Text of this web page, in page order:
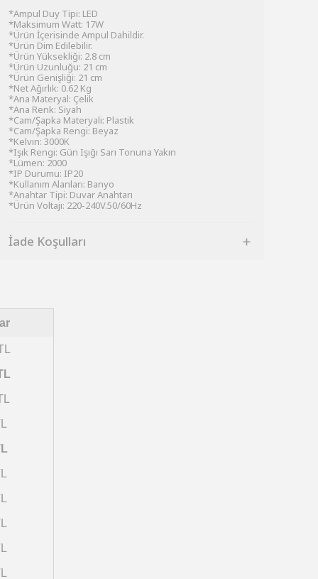
*Ampul Duy Tipi: LED
*Maksimum Watt: 17W
*Ürün İçerisinde Ampul Dahildir.
*Ürün Dim Edilebilir.
*Ürün Yüksekliği: 2.8 cm
*Ürün Uzunluğu: 21 cm
*Ürün Genişliği: 21 cm
*Net Ağırlık: 0.62 Kg
*Ana Materyal: Çelik
*Ana Renk: Siyah
*Cam/Şapka Materyali: Plastik
*Cam/Şapka Rengi: Beyaz
*Kelvın: 3000K
*Işık Rengi: Gün Işığı Sarı Tonuna Yakın
*Lümen: 2000
*IP Durumu: IP20
*Kullanım Alanları: Banyo
*Anahtar Tipi: Duvar Anahtarı
*Ürün Voltajı: 220-240V.50/60Hz
İade Koşulları